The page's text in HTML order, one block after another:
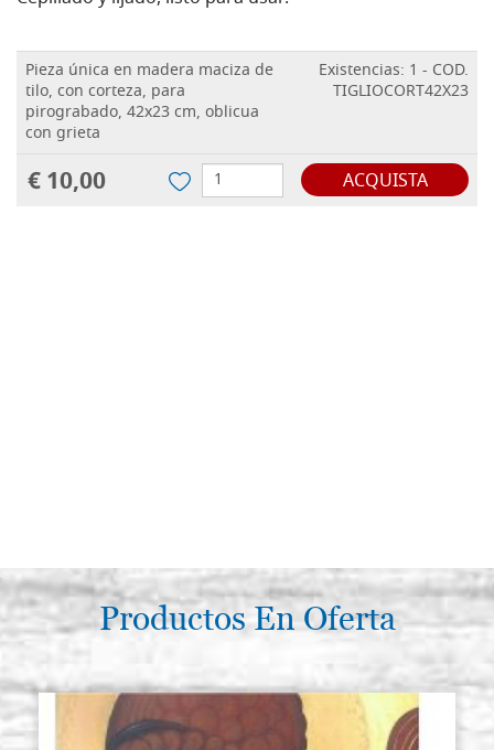
Pieza única en madera maciza de
tilo, con corteza, para
pirograbado, 42x23 cm, oblicua
con grieta
Existencias: 1 - COD.
TIGLIOCORT42X23
€ 10,00 ACQUISTA
Productos En Oferta